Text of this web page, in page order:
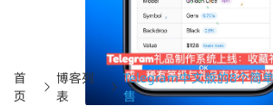
首
页
博客列
表
Telegram中文版的8个简
售